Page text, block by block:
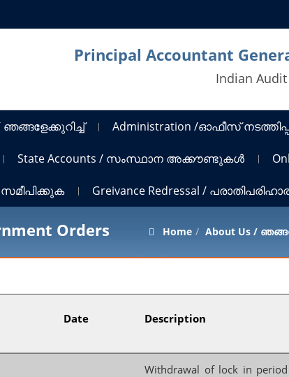
Principal Accountant
Indian
ഞങ്ങളേക്കുറിച്ച് Administration /ഓഫീസ്
State Accounts / സംസ്ഥാന അക്കൗണ്ടുകൾ
സമീപിക്കുക Greivance Redressal /
Orders Home About Us /
Date Description
Withdrawal of lock in